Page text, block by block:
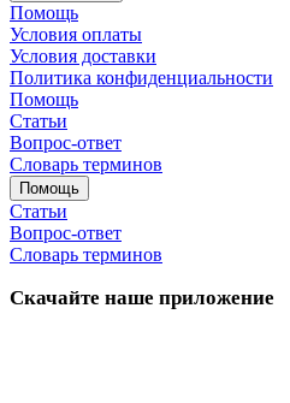
Помощь
Условия оплаты
Условия доставки
Политика конфиденциальности
Помощь
Статьи
Вопрос-ответ
Словарь терминов
Помощь
Статьи
Вопрос-ответ
Словарь терминов
Скачайте наше приложение